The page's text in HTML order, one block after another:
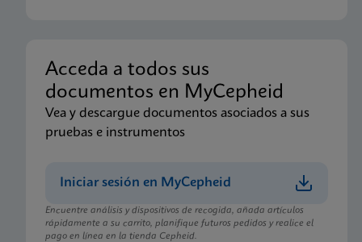
Acceda a todos sus
documentos en MyCepheid
Vea y descargue documentos asociados a sus
pruebas e instrumentos
Iniciar sesión en MyCepheid
Encuentre análisis y dispositivos de recogida, añada artículos
rápidamente a su carrito, planifique futuros pedidos y realice el
pago en línea en la tienda Cepheid.